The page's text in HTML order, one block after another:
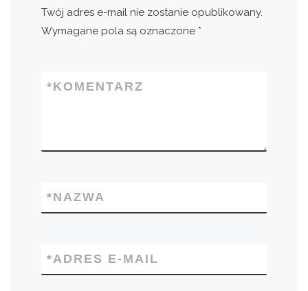
Twój adres e-mail nie zostanie opublikowany.
Wymagane pola są oznaczone *
KOMENTARZ
*
NAZWA
*
ADRES E-MAIL
*